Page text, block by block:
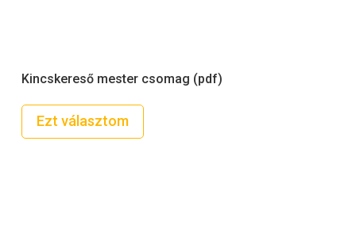
Kincskereső mester csomag (pdf)
Ezt választom